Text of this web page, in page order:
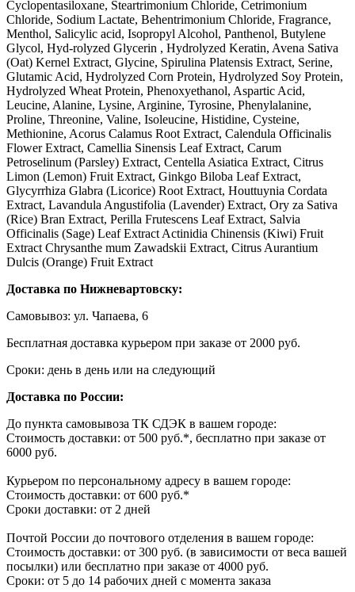
Cyclopentasiloxane, Steartrimonium Chloride, Cetrimonium
Chloride, Sodium Lactate, Behentrimonium Chloride, Fragrance,
Menthol, Salicylic acid, Isopropyl Alcohol, Panthenol, Butylene
Glycol, Hyd-rolyzed Glycerin , Hydrolyzed Keratin, Avena Sativa
(Oat) Kernel Extract, Glycine, Spirulina Platensis Extract, Serine,
Glutamic Acid, Hydrolyzed Corn Protein, Hydrolyzed Soy Protein,
Hydrolyzed Wheat Protein, Phenoxyethanol, Aspartic Acid,
Leucine, Alanine, Lysine, Arginine, Tyrosine, Phenylalanine,
Proline, Threonine, Valine, Isoleucine, Histidine, Cysteine,
Methionine, Acorus Calamus Root Extract, Calendula Officinalis
Flower Extract, Camellia Sinensis Leaf Extract, Carum
Petroselinum (Parsley) Extract, Centella Asiatica Extract, Citrus
Limon (Lemon) Fruit Extract, Ginkgo Biloba Leaf Extract,
Glycyrrhiza Glabra (Licorice) Root Extract, Houttuynia Cordata
Extract, Lavandula Angustifolia (Lavender) Extract, Ory za Sativa
(Rice) Bran Extract, Perilla Frutescens Leaf Extract, Salvia
Officinalis (Sage) Leaf Extract Actinidia Chinensis (Kiwi) Fruit
Extract Chrysanthe mum Zawadskii Extract, Citrus Aurantium
Dulcis (Orange) Fruit Extract
Доставка по Нижневартовску:
Самовывоз: ул. Чапаева, 6
Бесплатная доставка курьером при заказе от 2000 руб.
Сроки: день в день или на следующий
Доставка по России:
До пункта самовывоза ТК СДЭК в вашем городе:
Стоимость доставки: от 500 руб.*, бесплатно при заказе от
6000 руб.
Курьером по персональному адресу в вашем городе:
Стоимость доставки: от 600 руб.*
Сроки доставки: от 2 дней
Почтой России до почтового отделения в вашем городе:
Стоимость доставки: от 300 руб. (в зависимости от веса вашей
посылки) или бесплатно при заказе от 4000 руб.
Сроки: от 5 до 14 рабочих дней с момента заказа